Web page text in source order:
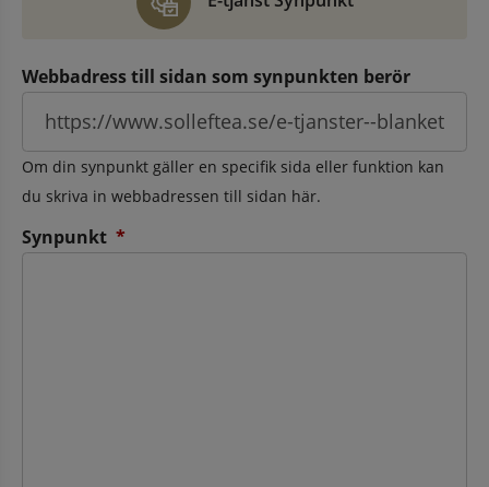
Webbadress till sidan som synpunkten berör
Om din synpunkt gäller en specifik sida eller funktion kan
du skriva in webbadressen till sidan här.
Synpunkt *